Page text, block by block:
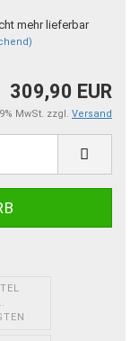
mehr lieferbar
309,90 EUR
MwSt. zzgl. Versand